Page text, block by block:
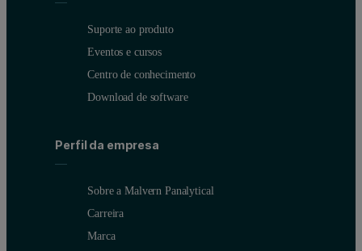
Suporte ao produto
Eventos e cursos
Centro de conhecimento
Download de software
Perfil da empresa
Sobre a Malvern Panalytical
Carreira
Marca